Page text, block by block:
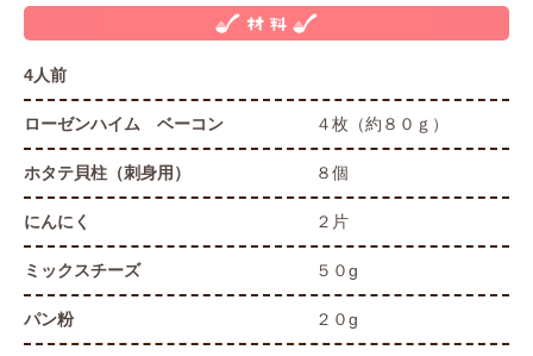
4人前
ローゼンハイム ベーコン ４枚（約８０ｇ）
ホタテ貝柱（刺身用） ８個
にんにく ２片
ミックスチーズ ５０g
パン粉 ２０g